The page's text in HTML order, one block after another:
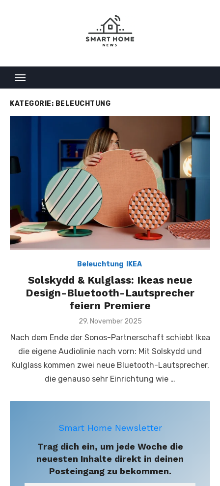
KATEGORIE: BELEUCHTUNG
Beleuchtung, IKEA,
Solskydd & Kulglass: Ikeas neue
Design-Bluetooth-Lautsprecher
feiern Premiere
Posted
29. November 2025
Nach dem Ende der Sonos-Partnerschaft schiebt Ikea
die eigene Audiolinie nach vorn: Mit Solskydd und
Kulglass kommen zwei neue Bluetooth-Lautsprecher,
die genauso sehr Einrichtung wie …
Smart Home Newsletter
Trag dich ein, um jede Woche die
neuesten Inhalte direkt in deinen
Posteingang zu bekommen.